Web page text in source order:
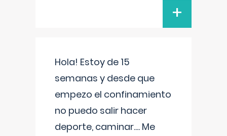
+
Hola! Estoy de 15
semanas y desde que
empezo el confinamiento
no puedo salir hacer
deporte, caminar.... Me